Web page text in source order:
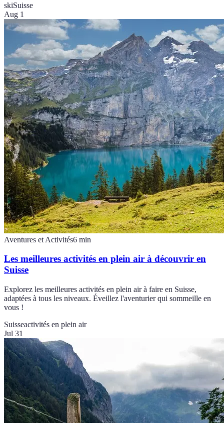
skiSuisse
Aug 1
Aventures et Activités6 min
Les meilleures activités en plein air à découvrir en
Suisse
Explorez les meilleures activités en plein air à faire en Suisse,
adaptées à tous les niveaux. Éveillez l'aventurier qui sommeille en
vous !
Suisseactivités en plein air
Jul 31